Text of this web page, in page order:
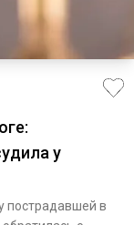
у
пострадавшей в